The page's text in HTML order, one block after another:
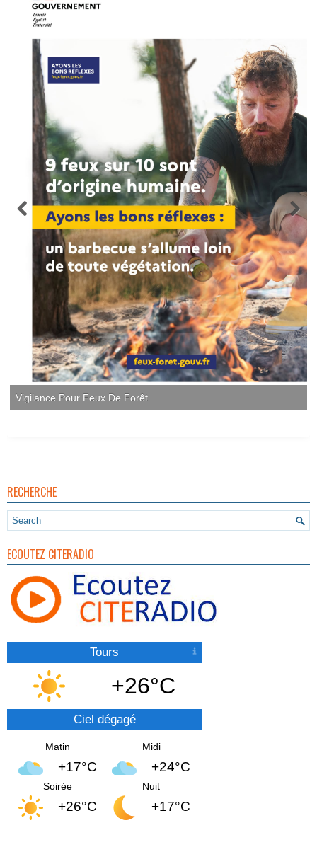
Vigilance Pour Feux De Forêt
RECHERCHE
ECOUTEZ CITERADIO
Tours
+26°C
Ciel dégagé
Matin
+17°C
Midi
+24°C
Soirée
+26°C
Nuit
+17°C